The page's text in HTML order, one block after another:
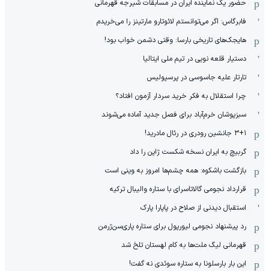
حضور یک نماینده ایران در مسابقات شیرجه قهرمانی
فابرگاس: اگر می‌توانستم لائوتارو مارتینز را می‌خریدم
هایجک‌های تاریخی بارسا: وقتی دشمن خواب بود!
دستیار قلعه نویی در تیم ملی ایتالیا
تارتار علیه جاسوسی در پرسپولیس
چرا استقلال به فکر خرید سردار آزمون افتاد؟
سبزپوشان خرم‌آباد برای فصل جدید آماده می‌شوند
۳+۱ جانشین رودری در رئال مادرید!
گربیچ به ایران نسخه شکست ژاپن را داد
بازگشت باشکوه: همه چشم‌ها امروز به وینی است
قرارداد نجومی گالاتاسرای با ستاره والیبال ترکیه
استقبال دیدنی از صلاح در پاپارا پارک
رد پیشنهاد نجومی لیورپول برای ستاره پاری‌سن‌ژرمن
قهرمانی لیگ ملت‌ها به کام لهستان تلخ شد
این بار بارسلونا به ستاره سوئدی نه گفت!